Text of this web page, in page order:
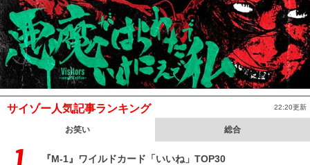
サイゾー人気記事ランキング 22:20更新
お笑い 総合
『M-1』ワイルドカード「いいね」TOP30